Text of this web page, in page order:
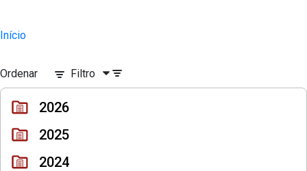
Início
Ordenar Filtro
2026
2025
2024